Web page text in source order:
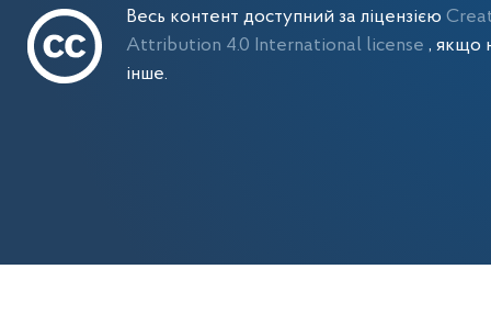
Весь контент доступний за ліцензією
Attribution 4.0 International license , якщо
інше.